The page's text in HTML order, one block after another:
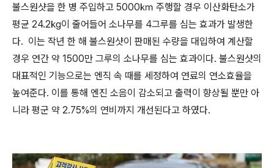
불스원샷을 한 병 주입하고 5000㎞ 주행할 경우 이산화탄소가
평균 24.2㎏이 줄어들어 소나무를 4그루를 심는 효과가 발생한
다. 이는 작년 한 해 불스원샷이 판매된 수량을 대입하여 계산할
경우 연간 약 1500만 그루의 소나무를 심는 효과이다. 불스원샷의
대표적인 기능으로는 엔직 속 때를 세정하여 연료의 연소효율을
높여준다. 이를 통해 엔진 소음이 감소되고 출력이 향상될 뿐만 아
니라 평군 약 2.75%의 연비까지 개선된다고 하였다.